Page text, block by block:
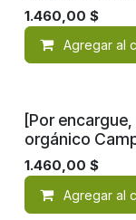
1.460,00 $
Agregar al
[Por
orgánico
1.460,00 $
Agregar al